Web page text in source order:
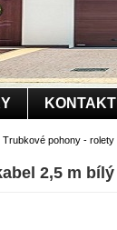
KONTAKT
Trubkové pohony - rolety
2,5 m bílý